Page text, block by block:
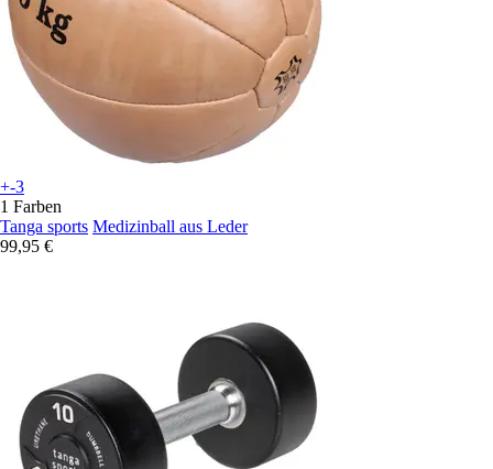
+-3
1 Farben
Tanga sports Medizinball aus Leder
99,95 €